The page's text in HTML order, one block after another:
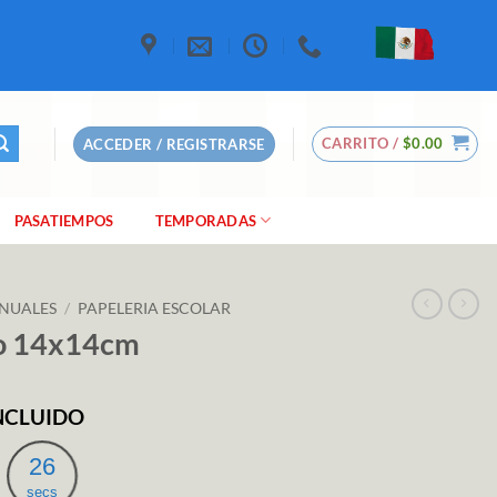
ACCEDER / REGISTRARSE CARRITO / $0.00
PASATIEMPOS TEMPORADAS
/ PAPELERIA ESCOLAR
14x14cm
24
secs